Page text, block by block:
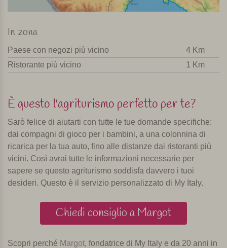
In zona
Paese con negozi più vicino
4 Km
Ristorante più vicino
1 Km
È questo l'agriturismo perfetto per te?
Sarò felice di aiutarti con tutte le tue domande specifiche:
dai compagni di gioco per i bambini, a una colonnina di
ricarica per la tua auto, fino alle distanze dai ristoranti più
vicini. Così avrai tutte le informazioni necessarie per
sapere se questo agriturismo soddisfa davvero i tuoi
desideri. Questo è il servizio personalizzato di My Italy.
Chiedi consiglio a Margot
Scopri perché Margot, fondatrice di My Italy e da 20 anni in